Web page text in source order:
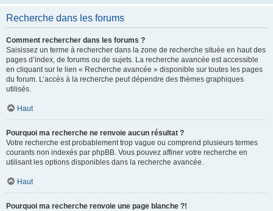
Recherche dans les forums
Comment rechercher dans les forums ?
Saisissez un terme à rechercher dans la zone de recherche située en haut des
pages d’index, de forums ou de sujets. La recherche avancée est accessible
en cliquant sur le lien « Recherche avancée » disponible sur toutes les pages
du forum. L’accès à la recherche peut dépendre des thèmes graphiques
utilisés.
Haut
Pourquoi ma recherche ne renvoie aucun résultat ?
Votre recherche est probablement trop vague ou comprend plusieurs termes
courants non indexés par phpBB. Vous pouvez affiner votre recherche en
utilisant les options disponibles dans la recherche avancée.
Haut
Pourquoi ma recherche renvoie une page blanche ?!